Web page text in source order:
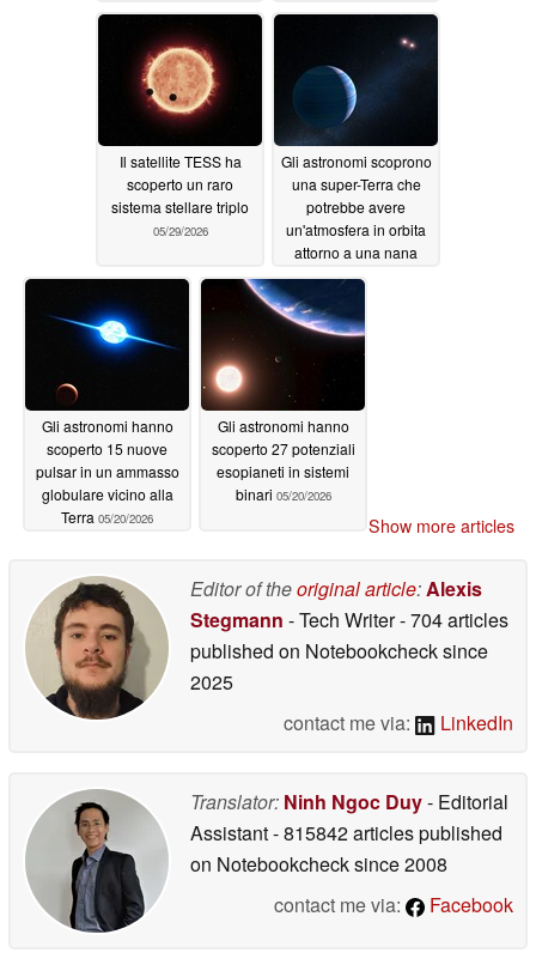
Il satellite TESS ha
scoperto un raro
sistema stellare triplo
05/29/2026
Gli astronomi scoprono
una super-Terra che
potrebbe avere
un'atmosfera in orbita
attorno a una nana
rossa05/26/2026
Gli astronomi hanno
scoperto 15 nuove
pulsar in un ammasso
globulare vicino alla
Terra 05/20/2026
Gli astronomi hanno
scoperto 27 potenziali
esopianeti in sistemi
binari 05/20/2026
Show more articles
Editor of theoriginal article:Alexis
Stegmann - Tech Writer- 704 articles
published on Notebookchecksince
2025
contact me via:
LinkedIn
Translator: Ninh Ngoc Duy- Editorial
Assistant- 815842 articles published
on Notebookchecksince 2008
contact me via:
Facebook